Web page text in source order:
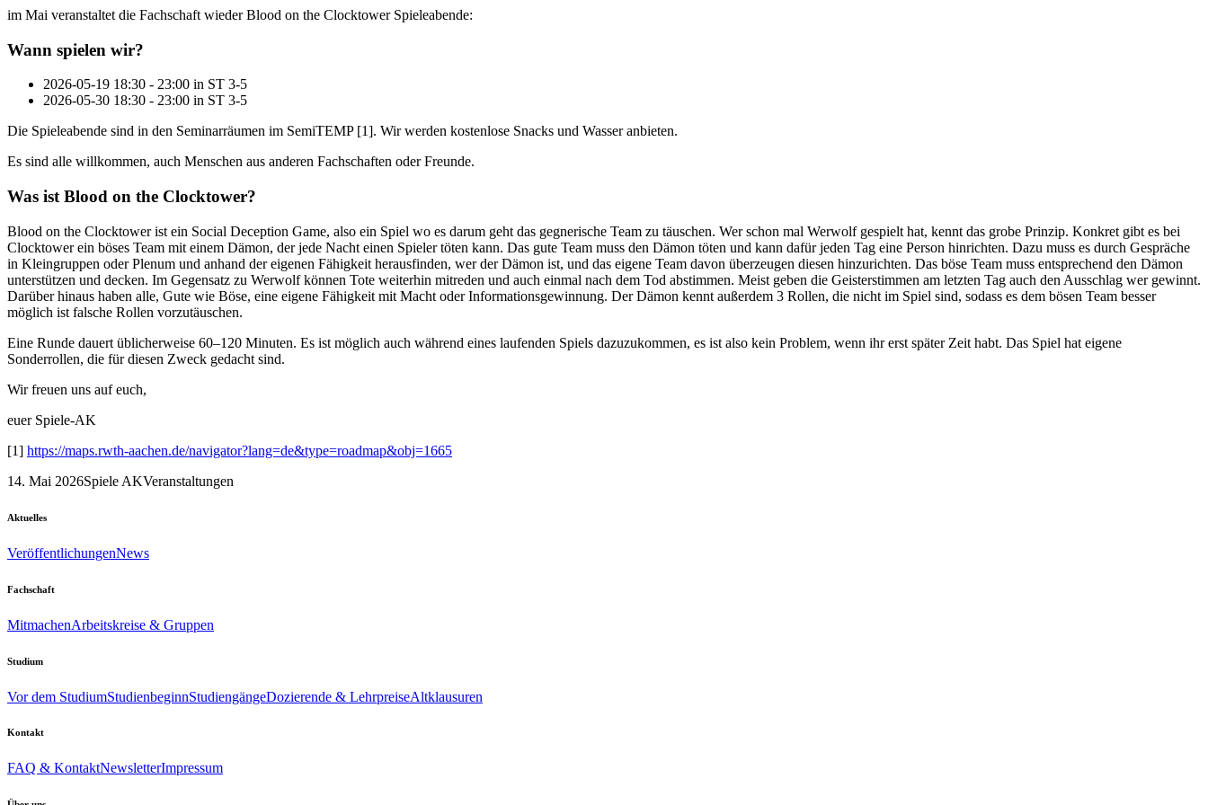
im Mai veranstaltet die Fachschaft wieder Blood on the Clocktower Spieleabende:
Wann spielen wir?
2026-05-19 18:30 - 23:00 in ST 3-5
2026-05-30 18:30 - 23:00 in ST 3-5
Die Spieleabende sind in den Seminarräumen im SemiTEMP [1]. Wir werden kostenlose Snacks und Wasser anbieten.
Es sind alle willkommen, auch Menschen aus anderen Fachschaften oder Freunde.
Was ist Blood on the Clocktower?
Blood on the Clocktower ist ein Social Deception Game, also ein Spiel wo es darum geht das gegnerische Team zu täuschen. Wer schon mal Werwolf gespielt hat, kennt das grobe Prinzip. Konkret gibt es bei
Clocktower ein böses Team mit einem Dämon, der jede Nacht einen Spieler töten kann. Das gute Team muss den Dämon töten und kann dafür jeden Tag eine Person hinrichten. Dazu muss es durch Gespräche
in Kleingruppen oder Plenum und anhand der eigenen Fähigkeit herausfinden, wer der Dämon ist, und das eigene Team davon überzeugen diesen hinzurichten. Das böse Team muss entsprechend den Dämon
unterstützen und decken. Im Gegensatz zu Werwolf können Tote weiterhin mitreden und auch einmal nach dem Tod abstimmen. Meist geben die Geisterstimmen am letzten Tag auch den Ausschlag wer gewinnt.
Darüber hinaus haben alle, Gute wie Böse, eine eigene Fähigkeit mit Macht oder Informationsgewinnung. Der Dämon kennt außerdem 3 Rollen, die nicht im Spiel sind, sodass es dem bösen Team besser
möglich ist falsche Rollen vorzutäuschen.
Eine Runde dauert üblicherweise 60–120 Minuten. Es ist möglich auch während eines laufenden Spiels dazuzukommen, es ist also kein Problem, wenn ihr erst später Zeit habt. Das Spiel hat eigene
Sonderrollen, die für diesen Zweck gedacht sind.
Wir freuen uns auf euch,
euer Spiele-AK
[1] https://maps.rwth-aachen.de/navigator?lang=de&type=roadmap&obj=1665
14. Mai 2026Spiele AKVeranstaltungen
Aktuelles
VeröffentlichungenNews
Fachschaft
MitmachenArbeitskreise & Gruppen
Studium
Vor dem StudiumStudienbeginnStudiengängeDozierende & LehrpreiseAltklausuren
Kontakt
FAQ & KontaktNewsletterImpressum